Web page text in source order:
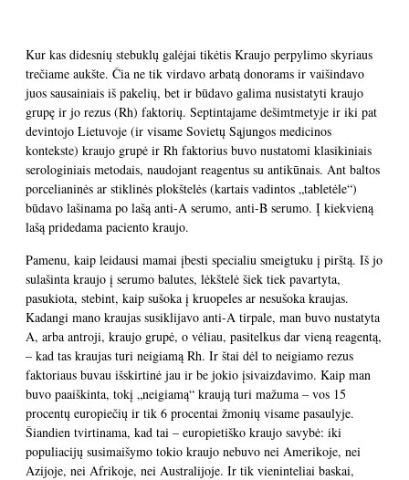
Kur kas didesnių stebuklų galėjai tikėtis Kraujo perpylimo skyriaus
trečiame aukšte. Čia ne tik virdavo arbatą donorams ir vaišindavo
juos sausainiais iš pakelių, bet ir būdavo galima nusistatyti kraujo
grupę ir jo rezus (Rh) faktorių. Septintajame dešimtmetyje ir iki pat
devintojo Lietuvoje (ir visame Sovietų Sąjungos medicinos
kontekste) kraujo grupė ir Rh faktorius buvo nustatomi klasikiniais
serologiniais metodais, naudojant reagentus su antikūnais. Ant baltos
porcelianinės ar stiklinės plokštelės (kartais vadintos „tabletėle“)
būdavo lašinama po lašą anti-A serumo, anti-B serumo. Į kiekvieną
lašą pridedama paciento kraujo.
Pamenu, kaip leidausi mamai įbesti specialiu smeigtuku į pirštą. Iš jo
sulašinta kraujo į serumo balutes, lėkštelė šiek tiek pavartyta,
pasukiota, stebint, kaip sušoka į kruopeles ar nesušoka kraujas.
Kadangi mano kraujas susiklijavo anti-A tirpale, man buvo nustatyta
A, arba antroji, kraujo grupė, o vėliau, pasitelkus dar vieną reagentą,
– kad tas kraujas turi neigiamą Rh. Ir štai dėl to neigiamo rezus
faktoriaus buvau išskirtinė jau ir be jokio įsivaizdavimo. Kaip man
buvo paaiškinta, tokį „neigiamą“ kraują turi mažuma – vos 15
procentų europiečių ir tik 6 procentai žmonių visame pasaulyje.
Šiandien tvirtinama, kad tai – europietiško kraujo savybė: iki
populiacijų susimaišymo tokio kraujo nebuvo nei Amerikoje, nei
Azijoje, nei Afrikoje, nei Australijoje. Ir tik vieninteliai baskai,